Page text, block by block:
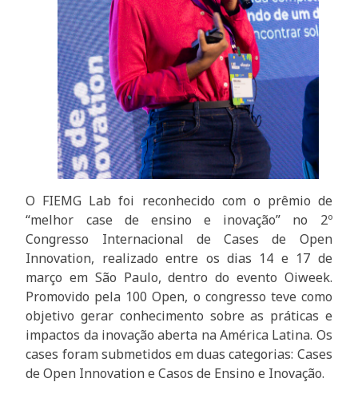
O FIEMG Lab foi reconhecido com o prêmio de
“melhor case de ensino e inovação” no 2º
Congresso Internacional de Cases de Open
Innovation, realizado entre os dias 14 e 17 de
março em São Paulo, dentro do evento Oiweek.
Promovido pela 100 Open, o congresso teve como
objetivo gerar conhecimento sobre as práticas e
impactos da inovação aberta na América Latina. Os
cases foram submetidos em duas categorias: Cases
de Open Innovation e Casos de Ensino e Inovação.